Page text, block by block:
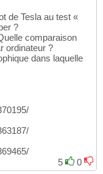
de Tesla au test «
?
comparaison
ordinateur ?
dans laquelle
5
0